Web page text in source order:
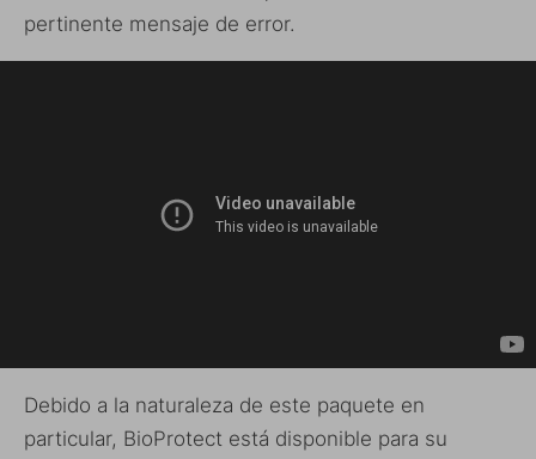
pertinente mensaje de error.
Debido a la naturaleza de este paquete en
particular, BioProtect está disponible para su